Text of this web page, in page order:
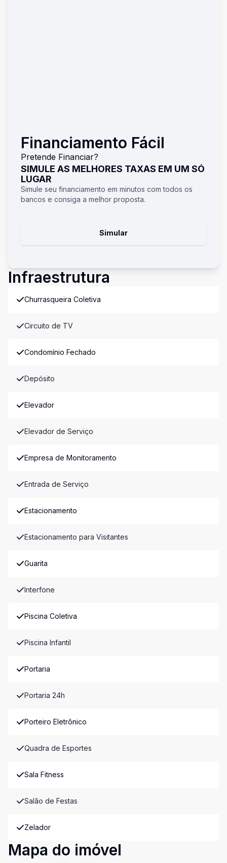
Financiamento Fácil
Pretende Financiar?
SIMULE AS MELHORES TAXAS EM UM SÓ
LUGAR
Simule seu financiamento em minutos com todos os
bancos e consiga a melhor proposta.
Simular
Infraestrutura
Churrasqueira Coletiva
Circuito de TV
Condomínio Fechado
Depósito
Elevador
Elevador de Serviço
Empresa de Monitoramento
Entrada de Serviço
Estacionamento
Estacionamento para Visitantes
Guarita
Interfone
Piscina Coletiva
Piscina Infantil
Portaria
Portaria 24h
Porteiro Eletrônico
Quadra de Esportes
Sala Fitness
Salão de Festas
Zelador
Mapa do imóvel